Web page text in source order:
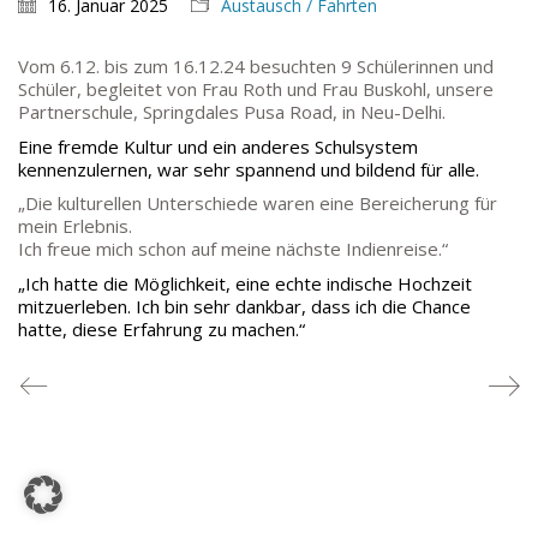
16. Januar 2025 Austausch / Fahrten
Vom 6.12. bis zum 16.12.24 besuchten 9 Schülerinnen und
Schüler, begleitet von Frau Roth und Frau Buskohl, unsere
Partnerschule, Springdales Pusa Road, in Neu-Delhi.
Eine fremde Kultur und ein anderes Schulsystem
kennenzulernen, war sehr spannend und bildend für alle.
„Die kulturellen Unterschiede waren eine Bereicherung für
mein Erlebnis.
Ich freue mich schon auf meine nächste Indienreise.“
„Ich hatte die Möglichkeit, eine echte indische Hochzeit
mitzuerleben. Ich bin sehr dankbar, dass ich die Chance
hatte, diese Erfahrung zu machen.“
TEL: 069-212-36869
SCHULLEITUNG
Schulleiterin:
Dr. Ute Utech (OStD’n)
stellv. Schulleitung: nn
Studienleiter: Marco Penirschke (StD)
Erweiterte Schulleitung:
Anette Reifenberg (StD’n), Elke Heidl-Charmillon
(StD’n)
© Goethe-Gymnasium 2025